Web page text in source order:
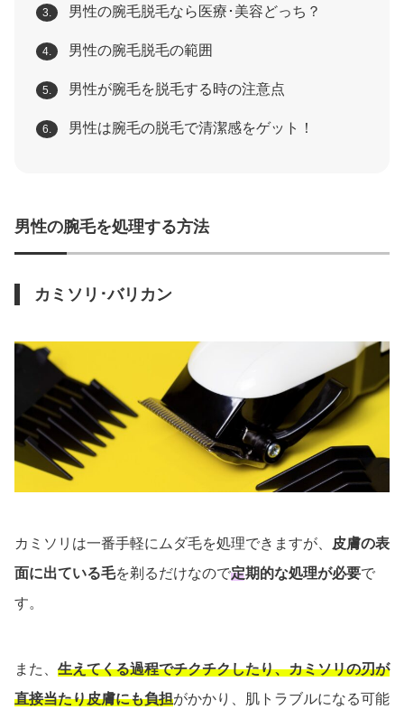
3. 男性の腕毛脱毛なら医療･美容どっち？
4. 男性の腕毛脱毛の範囲
5. 男性が腕毛を脱毛する時の注意点
6. 男性は腕毛の脱毛で清潔感をゲット！
男性の腕毛を処理する方法
カミソリ･バリカン
カミソリは一番手軽にムダ毛を処理できますが、
皮膚の表
面に出ている毛を剃るだけなので定期的な処理が必要で
す。
また、 生えてくる過程でチクチクしたり、カミソリの刃が
直接当たり皮膚にも負担がかかり、肌トラブルになる可能